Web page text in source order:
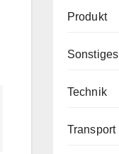
Produkt
Sonstiges
Technik
Transport